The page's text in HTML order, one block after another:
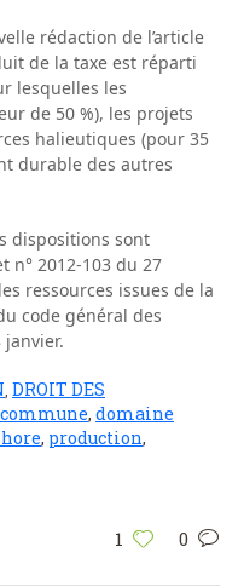
rédaction de l’article
de la taxe est réparti
lesquelles les
de 50 %), les projets
halieutiques (pour 35
durable des autres
dispositions sont
n° 2012-103 du 27
ressources issues de la
code général des
janvier.
DROIT DES
commune, domaine
, production,
1 0